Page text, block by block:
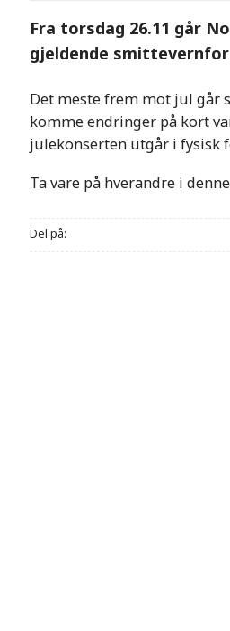
Fra torsdag 26.11 går
gjeldende
Det meste frem mot jul går
komme endringer på kort
julekonserten utgår i fysisk
Ta vare på hverandre i
Del på: